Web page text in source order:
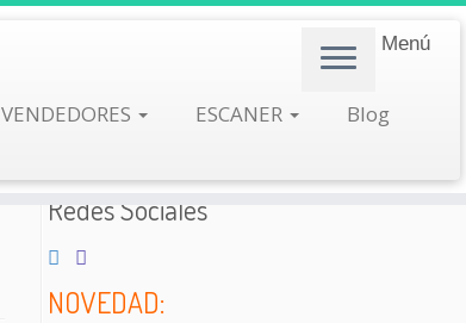
Menú
VENDEDORES ESCANER
Blog
Redes Sociales
NOVEDAD: